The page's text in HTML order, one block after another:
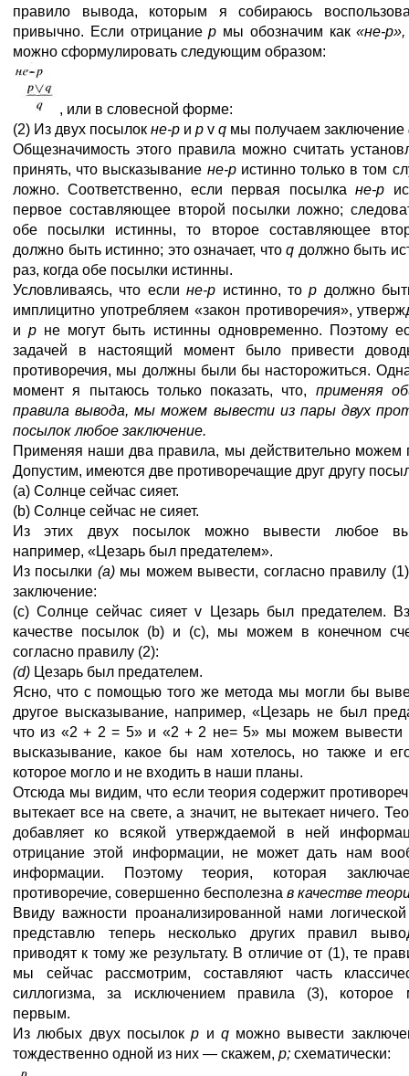
правило вывода, которым я собираюсь
привычно. Если отрицаниер мы обозначим как«не-
можно сформулировать следующим образом:
, или в словесной форме:
(2) Из двух посылок не-р и р v q мы получаем заключение
Общезначимость этого правила можно считать
принять, что высказывание не-р истинно только в том
ложно. Соответственно, если первая посылкане-р
первое составляющее второй посылки ложно;
обе посылки истинны, то второе составляющее
должно быть истинно; это означает, что q должно быть
раз, когда обе посылки истинны.
Условливаясь, что еслине-р истинно, тор должно
имплицитно употребляем «закон противоречия»,
ир не могут быть истинны одновременно. Поэтому
задачей в настоящий момент было привести
противоречия, мы должны были бы насторожиться.
момент я пытаюсь только показать, что, применяя
правила вывода, мы можем вывести из пары двух
посылок любое заключение.
Применяя наши два правила, мы действительно можем
Допустим, имеются две противоречащие друг другу
(а) Солнце сейчас сияет.
(b) Солнце сейчас не сияет.
Из этих двух посылок можно вывести любое
например, «Цезарь был предателем».
Из посылки (а) мы можем вывести, согласно правилу
заключение:
(c) Солнце сейчас сияет v Цезарь был предателем.
качестве посылок (b) и (с), мы можем в конечном
согласно правилу (2):
(d) Цезарь был предателем.
Ясно, что с помощью того же метода мы могли бы
другое высказывание, например, «Цезарь не был
что из «2 + 2 = 5» и «2 + 2 не= 5» мы можем вывести
высказывание, какое бы нам хотелось, но также и
которое могло и не входить в наши планы.
Отсюда мы видим, что если теория содержит
вытекает все на свете, а значит, не вытекает ничего.
добавляет ко всякой утверждаемой в ней
отрицание этой информации, не может дать нам
информации. Поэтому теория, которая
противоречие, совершенно бесполезна в качестве
Ввиду важности проанализированной нами
представлю теперь несколько других правил
приводят к тому же результату. В отличие от (1), те
мы сейчас рассмотрим, составляют часть
силлогизма, за исключением правила (3), которое
первым.
Из любых двух посылокр и q можно вывести
тождественно одной из них — скажем, р; схематически: